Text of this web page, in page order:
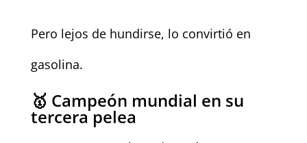
Pero lejos de hundirse, lo convirtió en
gasolina.
🥇 Campeón mundial en su
tercera pelea